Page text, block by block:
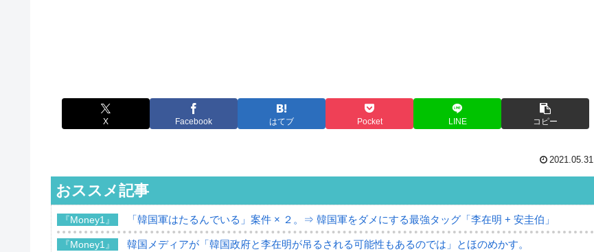
X Facebook はてブ Pocket LINE コピー
2021.05.31
おススメ記事
『Money1』 「韓国軍はたるんでいる」案件 × ２。⇒ 韓国軍をダメにする最強タッグ「李在明 + 安圭伯」
『Money1』 韓国メディアが「韓国政府と李在明が吊るされる可能性もあるのでは」とほのめかす。